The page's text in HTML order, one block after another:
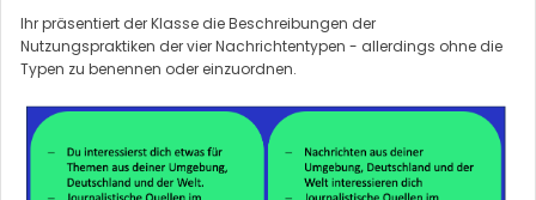
Ihr präsentiert der Klasse die Beschreibungen der
Nutzungspraktiken der vier Nachrichtentypen - allerdings ohne die
Typen zu benennen oder einzuordnen.